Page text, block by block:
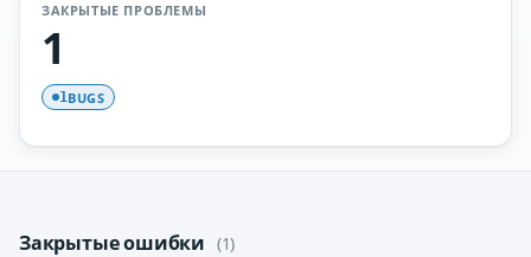
ЗАКРЫТЫЕ ПРОБЛЕМЫ
1
1BUGS
Закрытые ошибки (1)